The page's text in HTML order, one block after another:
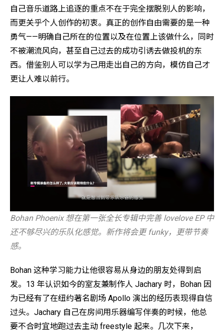
自己音乐道路上追逐的重点不在于完全摆脱别人的影响，
而更关乎个人创作的初衷。真正的创作自由需要的是一种
勇气——明确自己所在的位置以及在位置上该做什么，同时
不被潮流风向，甚至自己过去的成功引诱去做投机的东
西。借鉴别人可以学为己用走出自己的方向，模仿自己才
更让人难以前行。
Bohan Phoenix 想在第一张全长专辑中完善 lovelove EP 中
还不够尽兴的乐队化感觉。新作将会更 funky，更带节奏
感。
Bohan 这种学习能力让他很容易从身边的朋友处得到启
发。13 年认识如今的室友兼制作人 Jachary 时，Bohan 因
为已经有了在纽约著名剧场 Apollo 演出的经历表现得自信
过头。Jachary 自己在房间用乐器编写伴奏的时候，他总
要不合时宜地跑过去主动 freestyle 起来。几次下来，